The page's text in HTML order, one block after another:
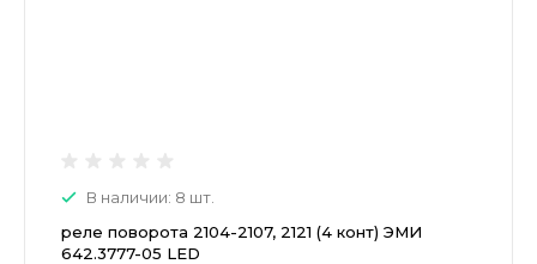
В наличии: 8 шт.
реле поворота 2104-2107, 2121 (4 конт) ЭМИ
642.3777-05 LED